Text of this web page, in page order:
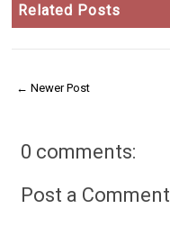
Related Posts
← Newer Post
0 comments:
Post a Comment